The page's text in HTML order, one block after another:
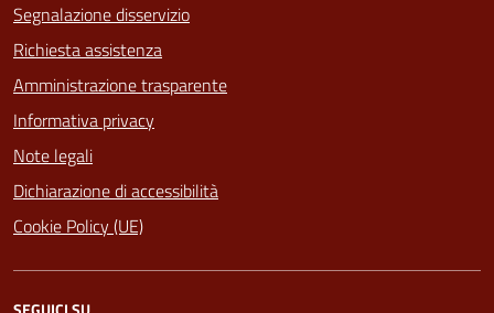
Segnalazione disservizio
Richiesta assistenza
Amministrazione trasparente
Informativa privacy
Note legali
Dichiarazione di accessibilità
Cookie Policy (UE)